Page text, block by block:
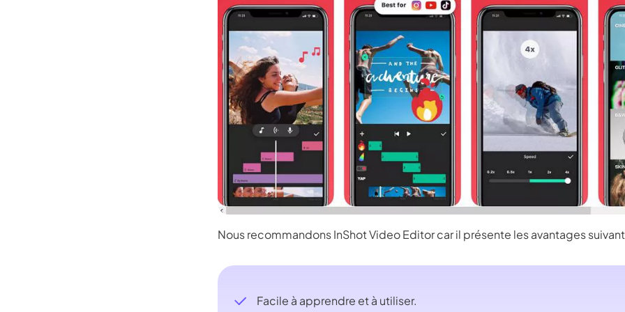
Nous recommandons InShot Video Editor car il présente les avantages
Facile à apprendre et à utiliser.